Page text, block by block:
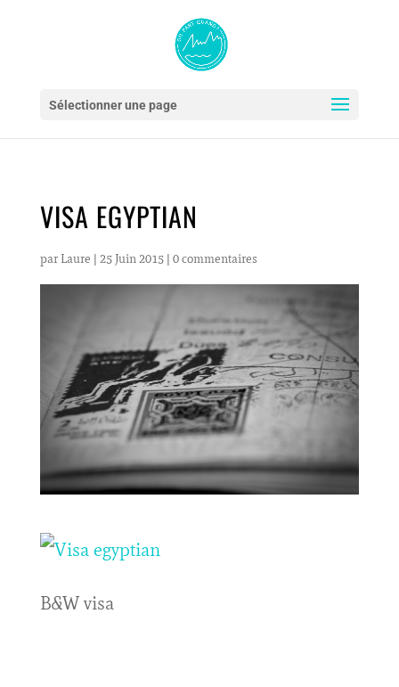
Sélectionner une page
VISA EGYPTIAN
par Laure | 25 Juin 2015| 0 commentaires
B&W visa